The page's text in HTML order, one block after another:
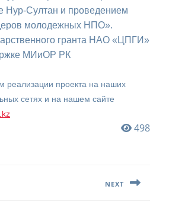
Нур-Султан и проведением
молодежных НПО».
гранта НАО «ЦПГИ»
МИиОР РК
реализации проекта на наших
сетях и на нашем сайте
498
NEXT